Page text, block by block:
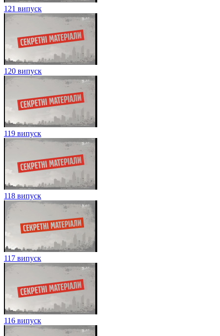
121 випуск
120 випуск
119 випуск
118 випуск
117 випуск
116 випуск